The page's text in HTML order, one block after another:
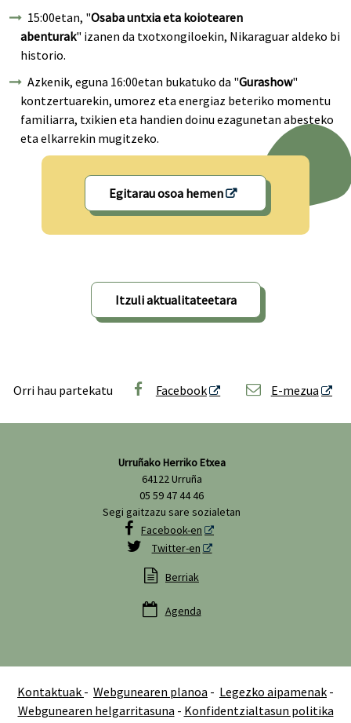
15:00etan, "Osaba untxia eta koiotearen
abenturak" izanen da txotxongiloekin, Nikaraguar aldeko bi
historio.
Azkenik, eguna 16:00etan bukatuko da "Gurashow"
kontzertuarekin, umorez eta energiaz beteriko momentu
familiarra, txikien eta handien doinu ezagunetan abesteko
eta elkarrekin mugitzeko.
Egitarau osoa hemen
Itzuli aktualitateetara
Orri hau partekatu Facebook E-mezua
Urruñako Herriko Etxea
64122 Urruña
05 59 47 44 46
Segi gaitzazu sare sozialetan
 Facebook-en
 Twitter-en
 Berriak
 Agenda
Kontaktuak - Webgunearen planoa - Legezko aipamenak -
Webgunearen helgarritasuna - Konfidentzialtasun politika